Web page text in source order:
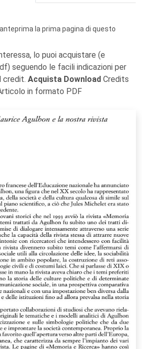
la prima pagina di questo
lo puoi acquistare (e
seguendo le facili indicazioni per
credit. Acquista Download Credits
in formato PDF